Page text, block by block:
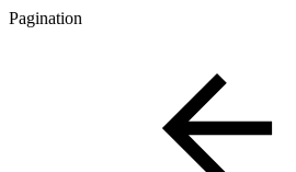
Pagination